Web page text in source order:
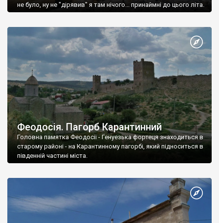
не було, ну не "дірявив" я там нічого... принаймні до цього літа.
Феодосія. Пагорб Карантинний
Головна памятка Феодосії - Генуезька фортеця знаходиться в
старому районі - на Карантинному пагорбі, який підноситься в
південній частині міста.